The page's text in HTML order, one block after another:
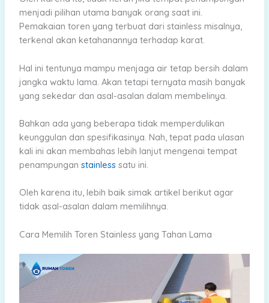
menjadi pilihan utama banyak orang saat ini.
Pemakaian toren yang terbuat dari stainless misalnya,
terkenal akan ketahanannya terhadap karat.
Hal ini tentunya mampu menjaga air tetap bersih dalam
jangka waktu lama. Akan tetapi ternyata masih banyak
yang sekedar dan asal-asalan dalam membelinya.
Bahkan ada yang beberapa tidak memperdulikan
keunggulan dan spesifikasinya. Nah, tepat pada ulasan
kali ini akan membahas lebih lanjut mengenai tempat
penampungan stainless satu ini.
Oleh karena itu, lebih baik simak artikel berikut agar
tidak asal-asalan dalam memilihnya.
Cara Memilih Toren Stainless yang Tahan Lama